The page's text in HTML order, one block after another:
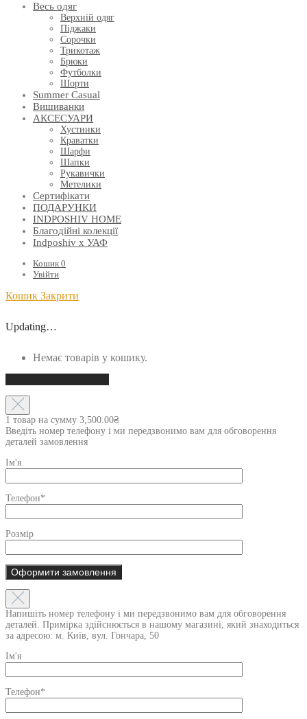
Весь одяг
Верхній одяг
Піджаки
Сорочки
Трикотаж
Брюки
Футболки
Шорти
Summer Casual
Вишиванки
АКСЕСУАРИ
Хустинки
Краватки
Шарфи
Шапки
Рукавички
Метелики
Сертифікати
ПОДАРУНКИ
INDPOSHIV HOME
Благодійні колекції
Indposhiv x УАФ
Кошик 0
Увійти
Кошик Закрити
Updating…
Немає товарів у кошику.
1 товар на сумму 3,500.00₴
Введіть номер телефону і ми передзвонимо вам для обговорення
деталей замовлення
Ім'я
Телефон*
Розмір
Напишіть номер телефону і ми передзвонимо вам для обговорення
деталей. Примірка здійснюється в нашому магазині, який знаходиться
за адресою: м. Київ, вул. Гончара, 50
Ім'я
Телефон*